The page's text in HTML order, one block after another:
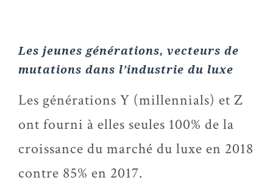
Les jeunes générations, vecteurs de
mutations dans l’industrie du luxe
Les générations Y (millennials) et Z
ont fourni à elles seules 100% de la
croissance du marché du luxe en 2018
contre 85% en 2017.